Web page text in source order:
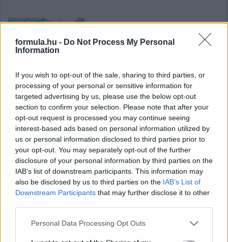
formula.hu - Do Not Process My Personal
Information
If you wish to opt-out of the sale, sharing to third parties, or
processing of your personal or sensitive information for
targeted advertising by us, please use the below opt-out
section to confirm your selection. Please note that after your
opt-out request is processed you may continue seeing
interest-based ads based on personal information utilized by
us or personal information disclosed to third parties prior to
your opt-out. You may separately opt-out of the further
disclosure of your personal information by third parties on the
IAB’s list of downstream participants. This information may
also be disclosed by us to third parties on the IAB’s List of
Downstream Participants that may further disclose it to other
Please note that this website/app uses one or more Google
Personal Data Processing Opt Outs
Egy világbajnok és egy újonc a Gresini Ducatinál
Hallgasd meg a Formula Podcast
legfrissebb adását!